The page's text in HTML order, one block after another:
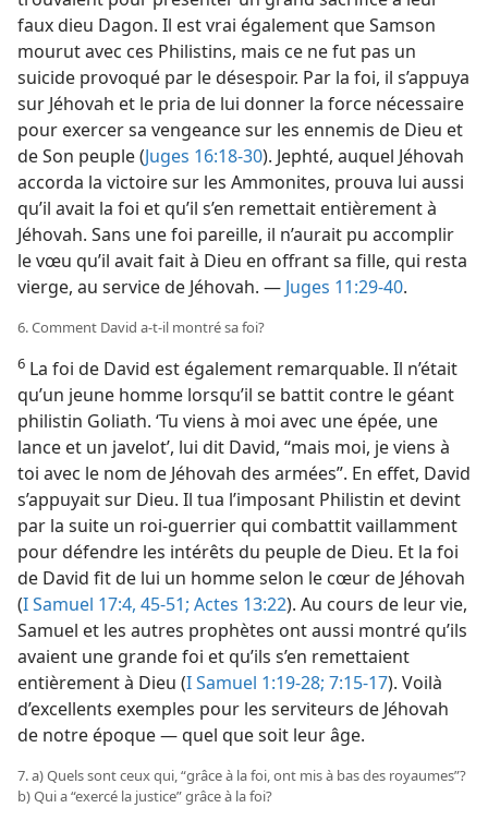
faux dieu Dagon. Il est vrai également que Samson
mourut avec ces Philistins, mais ce ne fut pas un
suicide provoqué par le désespoir. Par la foi, il s’appuya
sur Jéhovah et le pria de lui donner la force nécessaire
pour exercer sa vengeance sur les ennemis de Dieu et
de Son peuple (Juges 16:18-30). Jephté, auquel Jéhovah
accorda la victoire sur les Ammonites, prouva lui aussi
qu’il avait la foi et qu’il s’en remettait entièrement à
Jéhovah. Sans une foi pareille, il n’aurait pu accomplir
le vœu qu’il avait fait à Dieu en offrant sa fille, qui resta
vierge, au service de Jéhovah. — Juges 11:29-40.
6. Comment David a-​t-​il montré sa foi?
6 La foi de David est également remarquable. Il n’était
qu’un jeune homme lorsqu’il se battit contre le géant
philistin Goliath. ‘Tu viens à moi avec une épée, une
lance et un javelot’, lui dit David, “mais moi, je viens à
toi avec le nom de Jéhovah des armées”. En effet, David
s’appuyait sur Dieu. Il tua l’imposant Philistin et devint
par la suite un roi-guerrier qui combattit vaillamment
pour défendre les intérêts du peuple de Dieu. Et la foi
de David fit de lui un homme selon le cœur de Jéhovah
(I Samuel 17:4, 45-51; Actes 13:22). Au cours de leur vie,
Samuel et les autres prophètes ont aussi montré qu’ils
avaient une grande foi et qu’ils s’en remettaient
entièrement à Dieu (I Samuel 1:19-28; 7:15-17). Voilà
d’excellents exemples pour les serviteurs de Jéhovah
de notre époque — quel que soit leur âge.
7. a) Quels sont ceux qui, “grâce à la foi, ont mis à bas des royaumes”?
b) Qui a “exercé la justice” grâce à la foi?